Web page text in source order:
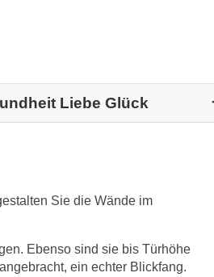
Liebe Glück
Sie die Wände im
Ebenso sind sie bis Türhöhe
ein echter Blickfang.